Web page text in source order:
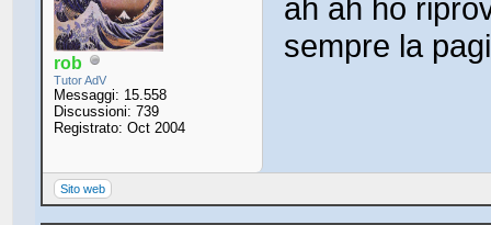
rob
Tutor AdV
Messaggi: 15.558
Discussioni: 739
Registrato: Oct 2004
ah ah ho
sempre la
Sito web